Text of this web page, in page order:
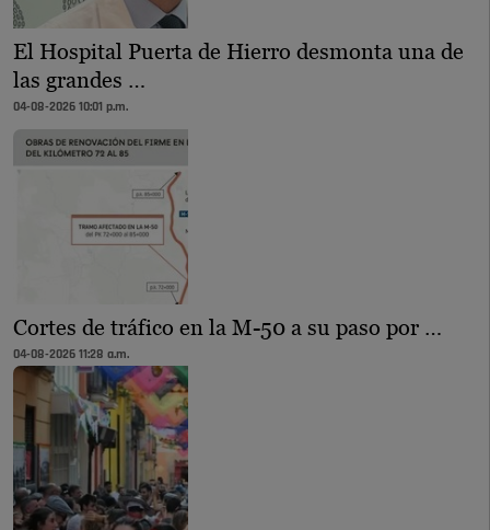
El Hospital Puerta de Hierro desmonta una de
las grandes …
04-08-2026 10:01 p.m.
Cortes de tráfico en la M-50 a su paso por …
04-08-2026 11:28 a.m.